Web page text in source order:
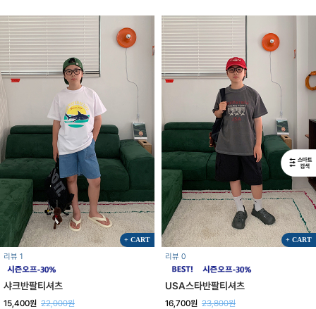
+ CART
리뷰 1
샤크반팔티셔츠
15,400원 22,000원
+ CART
리뷰 0
USA스타반팔티셔츠
16,700원 23,800원